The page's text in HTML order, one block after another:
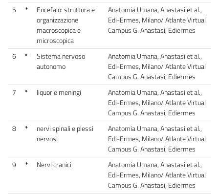
5
*
Encefalo: struttura e
organizzazione
macroscopica e
microscopica
Anatomia Umana, Anastasi et al.,
Edi-Ermes, Milano/ Atlante Virtual
Campus G. Anastasi, Ediermes
6 *
Sistema nervoso
autonomo
Anatomia Umana, Anastasi et al.,
Edi-Ermes, Milano/ Atlante Virtual
Campus G. Anastasi, Ediermes
7
* liquor e meningi
Anatomia Umana, Anastasi et al.,
Edi-Ermes, Milano/ Atlante Virtual
Campus G. Anastasi, Ediermes
8
*
nervi spinali e plessi
nervosi
Anatomia Umana, Anastasi et al.,
Edi-Ermes, Milano/ Atlante Virtual
Campus G. Anastasi, Ediermes
9
* Nervi cranici
Anatomia Umana, Anastasi et al.,
Edi-Ermes, Milano/ Atlante Virtual
Campus G. Anastasi, Ediermes